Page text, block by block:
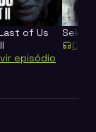
of Us
episódio
Sekiro